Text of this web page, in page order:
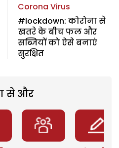
Corona Virus
#lockdown: कोरोना से
खतरे के बीच फल और
सब्जियों को ऐसे बनाएं
सुरक्षित
से और